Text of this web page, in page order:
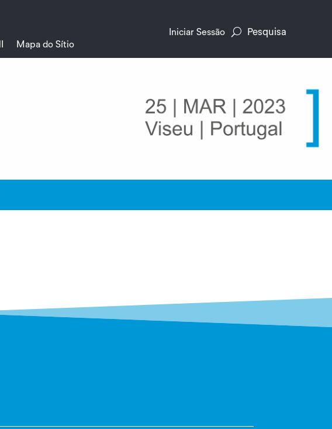
Mapa do Sítio
Iniciar Sessão Pesquisa